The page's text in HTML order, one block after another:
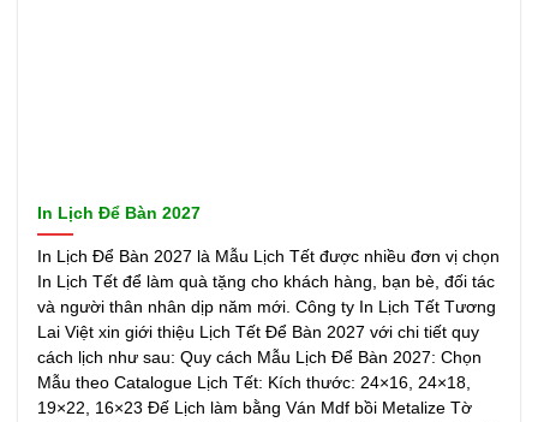
In Lịch Để Bàn 2027
In Lịch Để Bàn 2027 là Mẫu Lịch Tết được nhiều đơn vị chọn
In Lịch Tết để làm quà tặng cho khách hàng, bạn bè, đối tác
và người thân nhân dịp năm mới. Công ty In Lịch Tết Tương
Lai Việt xin giới thiệu Lịch Tết Để Bàn 2027 với chi tiết quy
cách lịch như sau: Quy cách Mẫu Lịch Để Bàn 2027: Chọn
Mẫu theo Catalogue Lịch Tết: Kích thước: 24×16, 24×18,
19×22, 16×23 Đế Lịch làm bằng Ván Mdf bồi Metalize Tờ